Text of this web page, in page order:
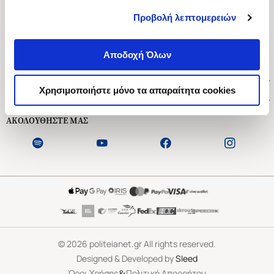
Προβολή λεπτομερειών
Αποδοχή Όλων
Χρησιμοποιήστε μόνο τα απαραίτητα cookies
Ασκληπιού 1-3, Αθήνα 106 79
Δευτέρα - Παρασκευή 09:00-21:00
Εξυπηρέτηση Πελατών
ΑΚΟΛΟΥΘΗΣΤΕ ΜΑΣ
©2026 politeianet.gr All rights reserved.
Designed & Developed bySleed